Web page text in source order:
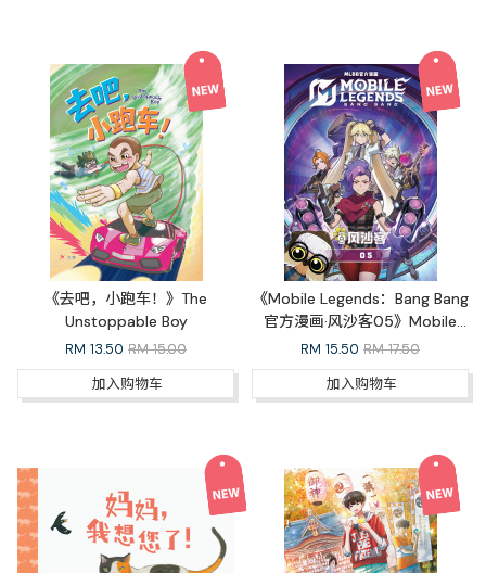
《去吧，小跑车！》The
Unstoppable Boy
RM 13.50 RM 15.00
加入购物车
《Mobile Legends：Bang Bang
官方漫画·风沙客05》Mobile
Legends: Bang Bang Official
Comic Outlaw 05
RM 15.50 RM 17.50
加入购物车